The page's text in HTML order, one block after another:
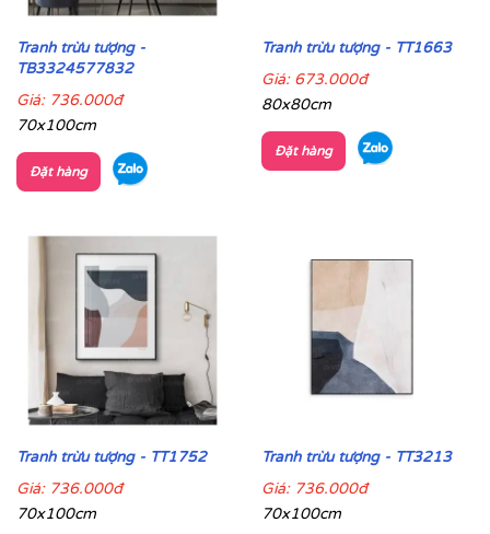
Tranh trừu tượng -
TB3324577832
Giá: 736.000đ
70x100cm
Đặt hàng
Tranh trừu tượng - TT1663
Giá: 673.000đ
80x80cm
Đặt hàng
Tranh trừu tượng - TT1752
Giá: 736.000đ
70x100cm
Tranh trừu tượng - TT3213
Giá: 736.000đ
70x100cm